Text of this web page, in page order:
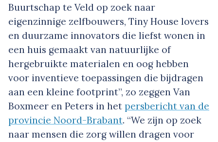
Buurtschap te Veld op zoek naar
eigenzinnige zelfbouwers, Tiny House lovers
en duurzame innovators die liefst wonen in
een huis gemaakt van natuurlijke of
hergebruikte materialen en oog hebben
voor inventieve toepassingen die bijdragen
aan een kleine footprint”, zo zeggen Van
Boxmeer en Peters in het persbericht van de
provincie Noord-Brabant. “We zijn op zoek
naar mensen die zorg willen dragen voor